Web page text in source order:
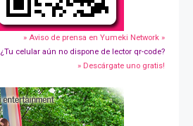
» Aviso de prensa en Yumeki Network »
¿Tu celular aún no dispone de lector qr-code?
» Descárgate uno gratis!